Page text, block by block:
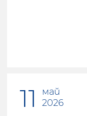
11
май
2026